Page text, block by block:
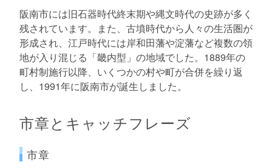
阪南市には旧石器時代終末期や縄文時代の史跡が多く
残されています。また、古墳時代から人々の生活圏が
形成され、江戸時代には岸和田藩や淀藩など複数の領
地が入り混じる「畿内型」の地域でした。1889年の
町村制施行以降、いくつかの村や町が合併を繰り返
し、1991年に阪南市が誕生しました。
市章とキャッチフレーズ
市章